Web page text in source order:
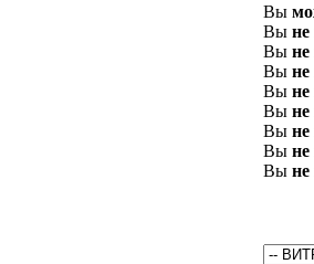
Вы
Вы
Вы
Вы
Вы
Вы
Вы
Вы
Вы